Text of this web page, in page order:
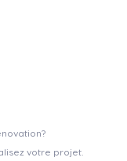
votre projet.